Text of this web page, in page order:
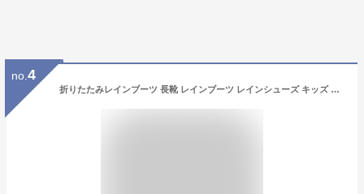
no. 4
折りたたみレインブーツ 長靴 レインブーツ レインシューズ キッズ 子供 長靴 靴 防水 完全防水 収納袋付き 台風 ゲリラ豪雨 大雨 おとなシック オシャレ 雨靴 通園 通学 雨 台風対策 親子 姉妹 兄弟 お揃い 防災 災害用 レディース emoka